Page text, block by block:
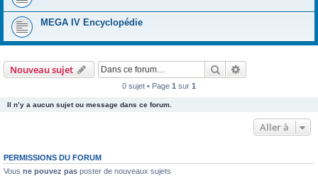
MEGA IV Encyclopédie
Nouveau sujet Rechercher
0 sujet • Page 1 sur 1
Il n’y a aucun sujet ou message dans ce forum.
Aller à
PERMISSIONS DU FORUM
Vous ne pouvez pas poster de nouveaux sujets